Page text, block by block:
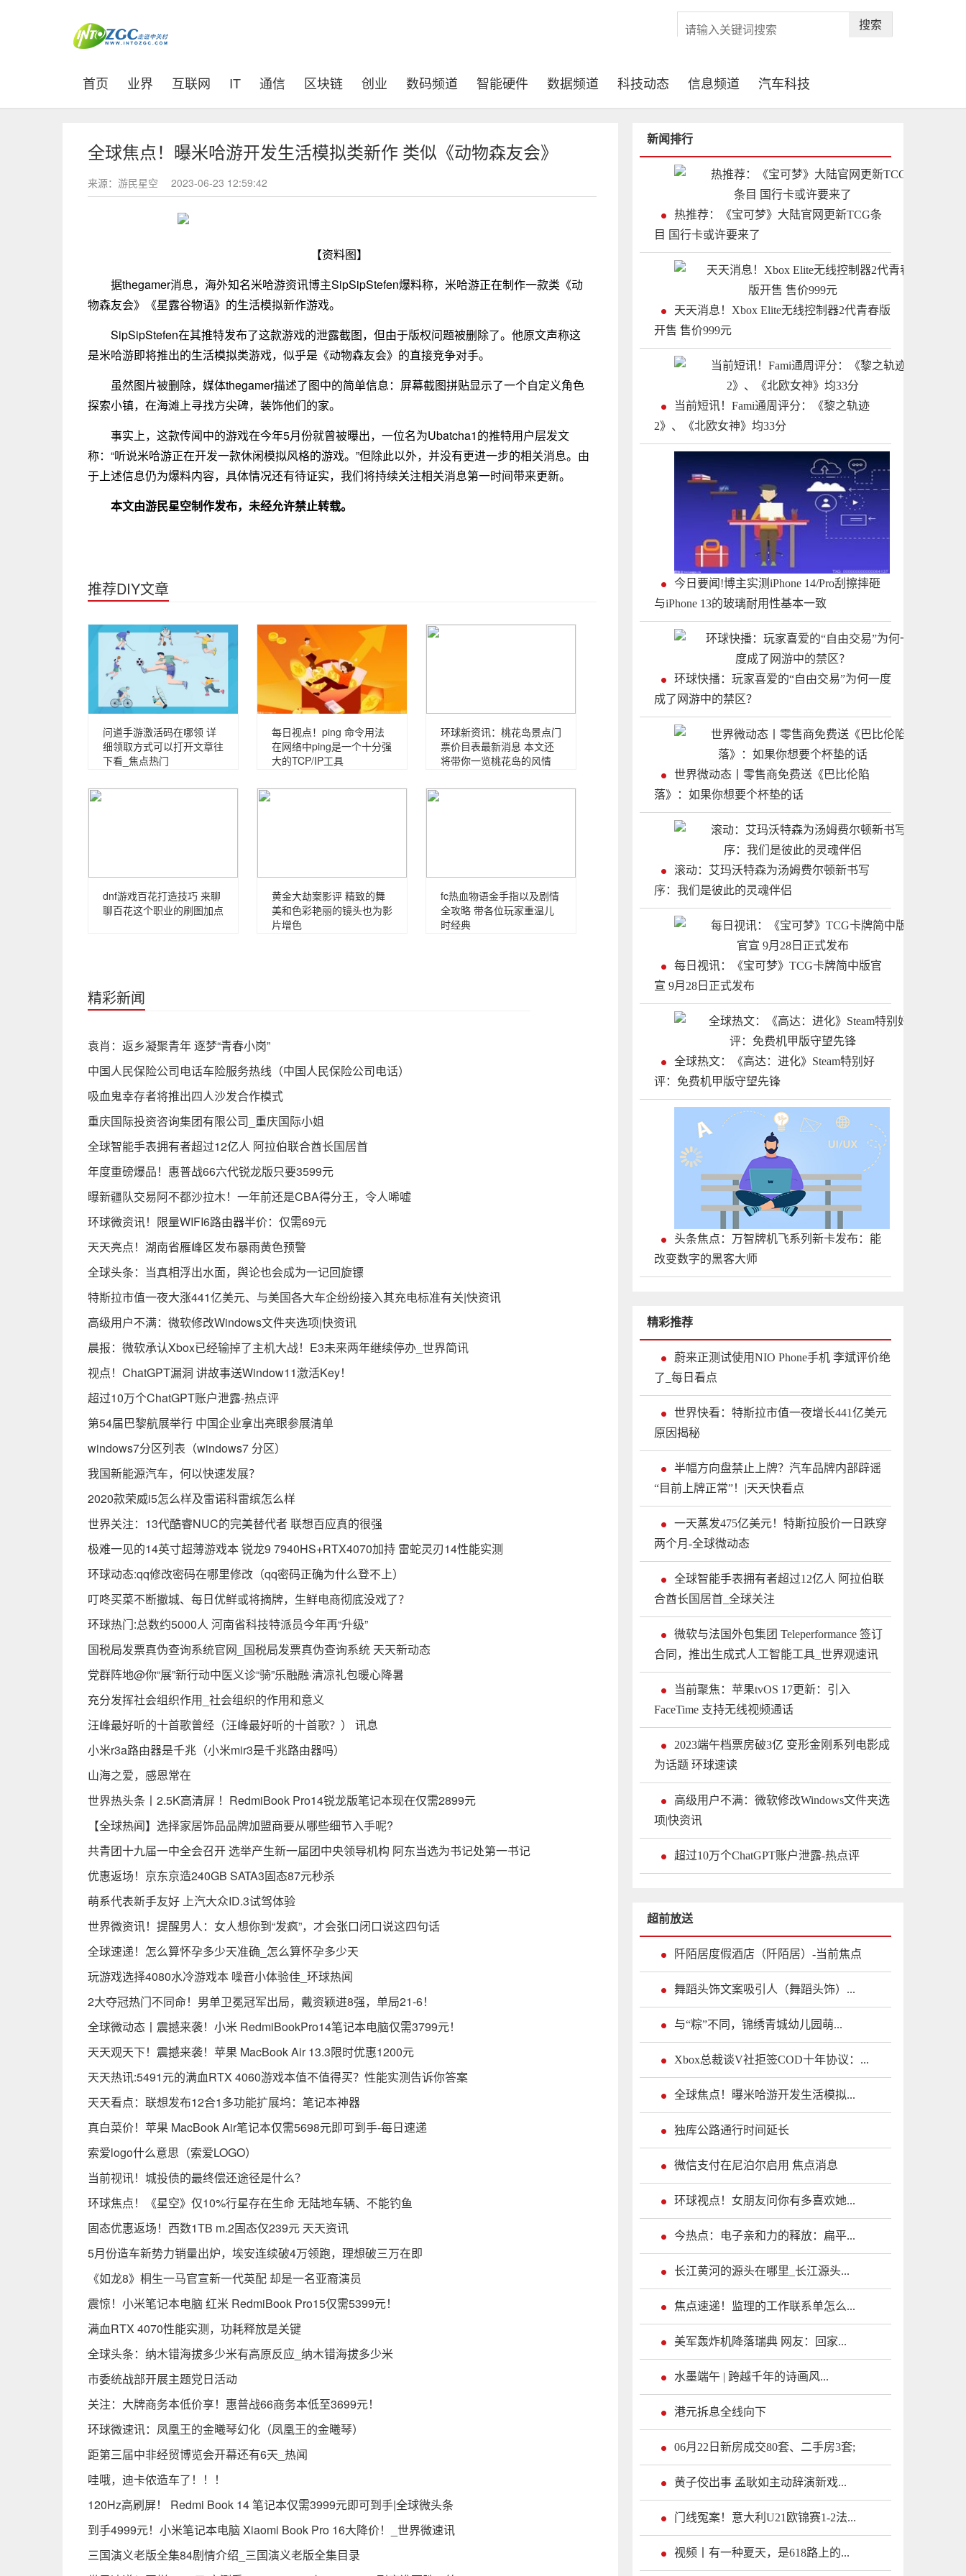
搜索
首页 (current)
业界 互联网 IT 通信 区块链 创业 数码频道 智能硬件 数据频道 科技动态 信息频道 汽车科技
全球焦点！曝米哈游开发生活模拟类新作 类似《动物森友会》
来源：游民星空 2023-06-23 12:59:42
【资料图】
据thegamer消息，海外知名米哈游资讯博主SipSipStefen爆料称，米哈游正在制作一款类《动
物森友会》《星露谷物语》的生活模拟新作游戏。
SipSipStefen在其推特发布了这款游戏的泄露截图，但由于版权问题被删除了。他原文声称这
是米哈游即将推出的生活模拟类游戏，似乎是《动物森友会》的直接竞争对手。
虽然图片被删除，媒体thegamer描述了图中的简单信息：屏幕截图拼贴显示了一个自定义角色
探索小镇，在海滩上寻找方尖碑，装饰他们的家。
事实上，这款传闻中的游戏在今年5月份就曾被曝出，一位名为Ubatcha1的推特用户层发文
称：“听说米哈游正在开发一款休闲模拟风格的游戏。”但除此以外，并没有更进一步的相关消息。由
于上述信息仍为爆料内容，具体情况还有待证实，我们将持续关注相关消息第一时间带来更新。
本文由游民星空制作发布，未经允许禁止转载。
推荐DIY文章
问道手游激活码在哪领 详
细领取方式可以打开文章往
下看_焦点热门
每日视点！ping 命令用法
在网络中ping是一个十分强
大的TCP/IP工具
环球新资讯：桃花岛景点门
票价目表最新消息 本文还
将带你一览桃花岛的风情
dnf游戏百花打造技巧 来聊
聊百花这个职业的刷图加点
黄金大劫案影评 精致的舞
美和色彩艳丽的镜头也为影
片增色
fc热血物语金手指以及剧情
全攻略 带各位玩家重温儿
时经典
精彩新闻
袁肖：返乡凝聚青年 逐梦“青春小岗”
中国人民保险公司电话车险服务热线（中国人民保险公司电话）
吸血鬼幸存者将推出四人沙发合作模式
重庆国际投资咨询集团有限公司_重庆国际小姐
全球智能手表拥有者超过12亿人 阿拉伯联合酋长国居首
年度重磅爆品！惠普战66六代锐龙版只要3599元
曝新疆队交易阿不都沙拉木！一年前还是CBA得分王，令人唏嘘
环球微资讯！限量WIFI6路由器半价：仅需69元
天天亮点！湖南省雁峰区发布暴雨黄色预警
全球头条：当真相浮出水面，舆论也会成为一记回旋镖
特斯拉市值一夜大涨441亿美元、与美国各大车企纷纷接入其充电标准有关|快资讯
高级用户不满：微软修改Windows文件夹选项|快资讯
晨报：微软承认Xbox已经输掉了主机大战！E3未来两年继续停办_世界简讯
视点！ChatGPT漏洞 讲故事送Window11激活Key！
超过10万个ChatGPT账户泄露-热点评
第54届巴黎航展举行 中国企业拿出亮眼参展清单
windows7分区列表（windows7 分区）
我国新能源汽车，何以快速发展？
2020款荣威i5怎么样及雷诺科雷缤怎么样
世界关注：13代酷睿NUC的完美替代者 联想百应真的很强
极难一见的14英寸超薄游戏本 锐龙9 7940HS+RTX4070加持 雷蛇灵刃14性能实测
环球动态:qq修改密码在哪里修改（qq密码正确为什么登不上）
叮咚买菜不断撤城、每日优鲜或将摘牌，生鲜电商彻底没戏了？
环球热门:总数约5000人 河南省科技特派员今年再“升级”
国税局发票真伪查询系统官网_国税局发票真伪查询系统 天天新动态
党群阵地@你“展”新行动中医义诊“骑”乐融融·清凉礼包暖心降暑
充分发挥社会组织作用_社会组织的作用和意义
汪峰最好听的十首歌曾经（汪峰最好听的十首歌？） 讯息
小米r3a路由器是千兆（小米mir3是千兆路由器吗）
山海之爱，感恩常在
世界热头条丨2.5K高清屏 ！RedmiBook Pro14锐龙版笔记本现在仅需2899元
【全球热闻】选择家居饰品品牌加盟商要从哪些细节入手呢?
共青团十九届一中全会召开 选举产生新一届团中央领导机构 阿东当选为书记处第一书记
优惠返场！京东京造240GB SATA3固态87元秒杀
萌系代表新手友好 上汽大众ID.3试驾体验
世界微资讯！提醒男人：女人想你到“发疯”，才会张口闭口说这四句话
全球速递！怎么算怀孕多少天准确_怎么算怀孕多少天
玩游戏选择4080水冷游戏本 噪音小体验佳_环球热闻
2大夺冠热门不同命！男单卫冕冠军出局，戴资颖进8强，单局21-6！
全球微动态丨震撼来袭！小米 RedmiBookPro14笔记本电脑仅需3799元！
天天观天下！震撼来袭！苹果 MacBook Air 13.3限时优惠1200元
天天热讯:5491元的满血RTX 4060游戏本值不值得买？性能实测告诉你答案
天天看点：联想发布12合1多功能扩展坞：笔记本神器
真白菜价！苹果 MacBook Air笔记本仅需5698元即可到手-每日速递
索爱logo什么意思（索爱LOGO）
当前视讯！城投债的最终偿还途径是什么？
环球焦点！《星空》仅10%行星存在生命 无陆地车辆、不能钓鱼
固态优惠返场！西数1TB m.2固态仅239元 天天资讯
5月份造车新势力销量出炉，埃安连续破4万领跑，理想破三万在即
《如龙8》桐生一马官宣新一代英配 却是一名亚裔演员
震惊！小米笔记本电脑 红米 RedmiBook Pro15仅需5399元！
满血RTX 4070性能实测，功耗释放是关键
全球头条：纳木错海拔多少米有高原反应_纳木错海拔多少米
市委统战部开展主题党日活动
关注：大牌商务本低价享！惠普战66商务本低至3699元！
环球微速讯：凤凰王的金曦琴幻化（凤凰王的金曦琴）
距第三届中非经贸博览会开幕还有6天_热闻
哇哦，迪卡侬造车了！！！
120Hz高刷屏！ Redmi Book 14 笔记本仅需3999元即可到手|全球微头条
到手4999元！小米笔记本电脑 Xiaomi Book Pro 16大降价！_世界微速讯
三国演义老版全集84剧情介绍_三国演义老版全集目录
新闻排行
热推荐：《宝可梦》大陆官网更新TCG条
目 国行卡或许要来了
天天消息！Xbox Elite无线控制器2代青春版
开售 售价999元
当前短讯！Fami通周评分：《黎之轨迹
2》、《北欧女神》均33分
今日要闻!博主实测iPhone 14/Pro刮擦摔砸
与iPhone 13的玻璃耐用性基本一致
环球快播：玩家喜爱的“自由交易”为何一度
成了网游中的禁区？
世界微动态丨零售商免费送《巴比伦陷
落》：如果你想要个杯垫的话
滚动：艾玛沃特森为汤姆费尔顿新书写
序：我们是彼此的灵魂伴侣
每日视讯：《宝可梦》TCG卡牌简中版官
宣 9月28日正式发布
全球热文：《高达：进化》Steam特别好
评：免费机甲版守望先锋
头条焦点：万智牌机飞系列新卡发布：能
改变数字的黑客大师
精彩推荐
蔚来正测试使用NIO Phone手机 李斌评价绝
了_每日看点
世界快看：特斯拉市值一夜增长441亿美元
原因揭秘
半幅方向盘禁止上牌？汽车品牌内部辟谣
“目前上牌正常”！|天天快看点
一天蒸发475亿美元！特斯拉股价一日跌穿
两个月-全球微动态
全球智能手表拥有者超过12亿人 阿拉伯联
合酋长国居首_全球关注
微软与法国外包集团 Teleperformance 签订
合同，推出生成式人工智能工具_世界观速讯
当前聚焦：苹果tvOS 17更新：引入
FaceTime 支持无线视频通话
2023端午档票房破3亿 变形金刚系列电影成
为话题 环球速读
高级用户不满：微软修改Windows文件夹选
项|快资讯
超过10万个ChatGPT账户泄露-热点评
超前放送
阡陌居度假酒店（阡陌居）-当前焦点
舞蹈头饰文案吸引人（舞蹈头饰）...
与“粽”不同，锦绣青城幼儿园萌...
Xbox总裁谈V社拒签COD十年协议：...
全球焦点！曝米哈游开发生活模拟...
独库公路通行时间延长
微信支付在尼泊尔启用 焦点消息
环球视点！女朋友问你有多喜欢她...
今热点：电子亲和力的释放：扁平...
长江黄河的源头在哪里_长江源头...
焦点速递！监理的工作联系单怎么...
美军轰炸机降落瑞典 网友：回家...
水墨端午 | 跨越千年的诗画风...
港元拆息全线向下
06月22日新房成交80套、二手房3套;
黄子佼出事 孟耿如主动辞演新戏...
门线冤案！意大利U21欧锦赛1-2法...
视频丨有一种夏天，是618路上的...